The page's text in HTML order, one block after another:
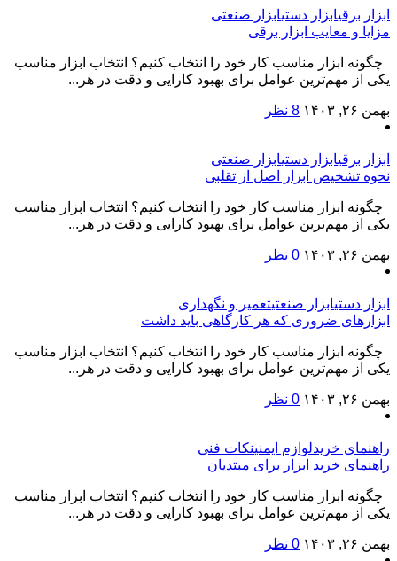
ابزار برقیابزار دستیابزار صنعتی
مزایا و معایب ابزار برقی
چگونه ابزار مناسب کار خود را انتخاب کنیم؟ انتخاب ابزار مناسب
یکی از مهم‌ترین عوامل برای بهبود کارایی و دقت در هر...
بهمن ۲۶, ۱۴۰۳ 8 نظر
ابزار برقیابزار دستیابزار صنعتی
نحوه تشخیص ابزار اصل از تقلبی
چگونه ابزار مناسب کار خود را انتخاب کنیم؟ انتخاب ابزار مناسب
یکی از مهم‌ترین عوامل برای بهبود کارایی و دقت در هر...
بهمن ۲۶, ۱۴۰۳ 0 نظر
ابزار دستیابزار صنعتیتعمیر و نگهداری
ابزارهای ضروری که هر کارگاهی باید داشت
چگونه ابزار مناسب کار خود را انتخاب کنیم؟ انتخاب ابزار مناسب
یکی از مهم‌ترین عوامل برای بهبود کارایی و دقت در هر...
بهمن ۲۶, ۱۴۰۳ 0 نظر
راهنمای خریدلوازم ایمنینکات فنی
راهنمای خرید ابزار برای مبتدیان
چگونه ابزار مناسب کار خود را انتخاب کنیم؟ انتخاب ابزار مناسب
یکی از مهم‌ترین عوامل برای بهبود کارایی و دقت در هر...
بهمن ۲۶, ۱۴۰۳ 0 نظر